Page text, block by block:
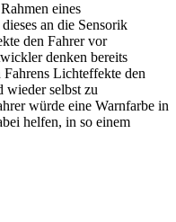
eines
an die Sensorik
den Fahrer vor
denken bereits
Lichteffekte den
wieder selbst zu
würde eine Warnfarbe in
helfen, in so einem